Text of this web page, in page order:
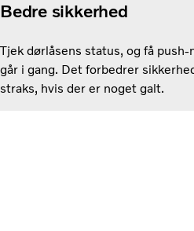
Bedre sikkerhed
Tjek dørlåsens status, og få
går i gang. Det forbedrer
straks, hvis der er noget galt.